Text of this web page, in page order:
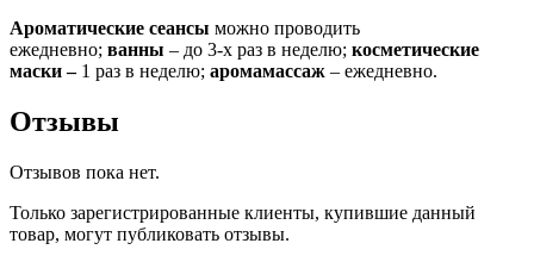
Ароматические сеансы можно проводить
ежедневно; ванны – до 3-х раз в неделю; косметические
маски – 1 раз в неделю; аромамассаж – ежедневно.
Отзывы
Отзывов пока нет.
Только зарегистрированные клиенты, купившие данный
товар, могут публиковать отзывы.